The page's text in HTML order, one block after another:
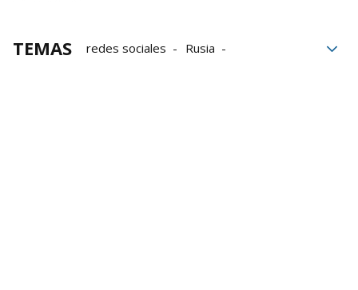
TEMAS redes sociales
Rusia